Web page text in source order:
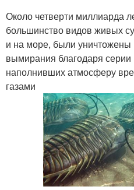
Около четверти миллиарда
большинство видов живых
и на море, были уничтожены
вымирания благодаря
наполнивших атмосферу
газами